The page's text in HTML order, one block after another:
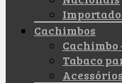
Cachimbos
Cachimbo
Tabaco
Acessórios